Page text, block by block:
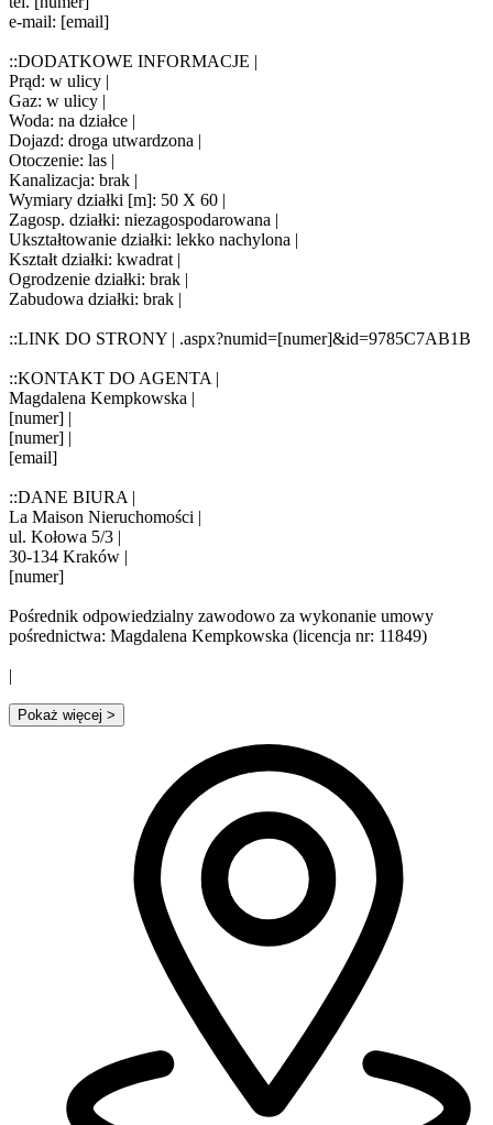
e-mail: [email]
::DODATKOWE INFORMACJE |
Prąd: w ulicy |
Gaz: w ulicy |
Woda: na działce |
Dojazd: droga utwardzona |
Otoczenie: las |
Kanalizacja: brak |
Wymiary działki [m]: 50 X 60 |
Zagosp. działki: niezagospodarowana |
Ukształtowanie działki: lekko nachylona |
Kształt działki: kwadrat |
Ogrodzenie działki: brak |
Zabudowa działki: brak |
::LINK DO STRONY | .aspx?numid=[numer]&id=9785C7AB1B
::KONTAKT DO AGENTA |
Magdalena Kempkowska |
[numer] |
[numer] |
[email]
::DANE BIURA |
La Maison Nieruchomości |
ul. Kołowa 5/3 |
30-134 Kraków |
[numer]
Pośrednik odpowiedzialny zawodowo za wykonanie umowy
pośrednictwa: Magdalena Kempkowska (licencja nr: 11849)
|
Pokaż więcej >